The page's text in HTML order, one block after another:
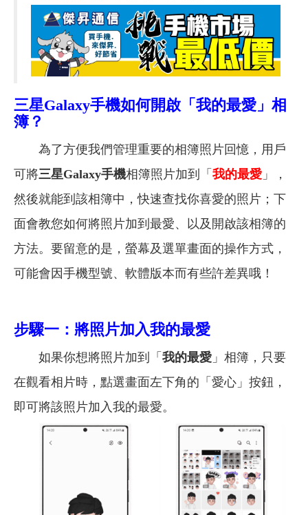
三星Galaxy手機如何開啟「我的最愛」相
簿？
為了方便我們管理重要的相簿照片回憶，用戶
可將三星Galaxy手機相簿照片加到「 我的最愛 」，
然後就能到該相簿中，快速查找你喜愛的照片；下
面會教您如何將照片加到最愛、以及開啟該相簿的
方法。要留意的是，螢幕及選單畫面的操作方式，
可能會因手機型號、軟體版本而有些許差異哦！
步驟一：將照片加入我的最愛
如果你想將照片加到「 我的最愛 」相簿，只要
在觀看相片時，點選畫面左下角的「愛心」按鈕，
即可將該照片加入我的最愛。